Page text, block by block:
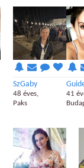
SzGaby
48 éves,
Paks
41